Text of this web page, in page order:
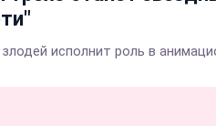
исполнит роль в